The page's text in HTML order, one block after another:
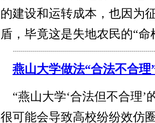
的建设和运转成本，也因为
盾，毕竟这是失地农民的“命
燕山大学做法“合法不合理
“燕山大学‘合法但不合理’
很可能会导致高校纷纷效仿